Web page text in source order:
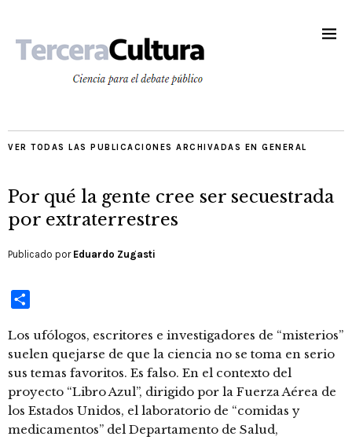
VER TODAS LAS PUBLICACIONES ARCHIVADAS EN GENERAL
Por qué la gente cree ser secuestrada
por extraterrestres
Publicado por Eduardo Zugasti
Los ufólogos, escritores e investigadores de “misterios”
suelen quejarse de que la ciencia no se toma en serio
sus temas favoritos. Es falso. En el contexto del
proyecto “Libro Azul”, dirigido por la Fuerza Aérea de
los Estados Unidos, el laboratorio de “comidas y
medicamentos” del Departamento de Salud,